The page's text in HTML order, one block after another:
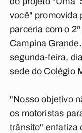
você" promovida
parceria com o
Campina
segunda-feira,
sede do Colégio
"Nosso objetivo
os motoristas
trânsito" enfatiza